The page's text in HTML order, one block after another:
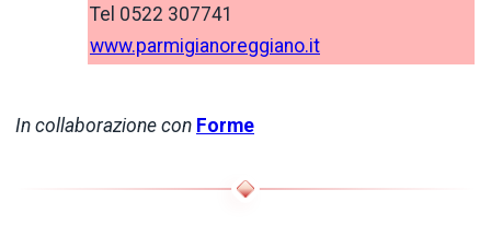
Tel 0522 307741
www.parmigianoreggiano.it
In collaborazione con Forme